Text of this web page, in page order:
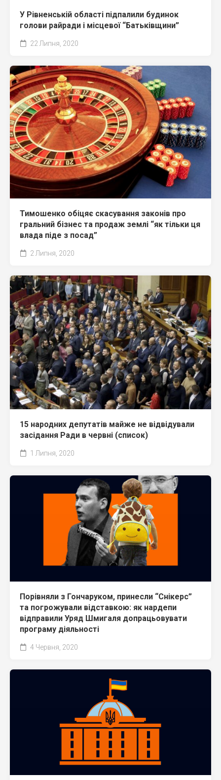
У Рівненській області підпалили будинок
голови райради і місцевої “Батьківщини”
22 Липня, 2020
Тимошенко обіцяє скасування законів про
гральний бізнес та продаж землі “як тільки ця
влада піде з посад”
2 Липня, 2020
15 народних депутатів майже не відвідували
засідання Ради в червні (список)
1 Липня, 2020
Порівняли з Гончаруком, принесли “Снікерс”
та погрожували відставкою: як нардепи
відправили Уряд Шмигаля допрацьовувати
програму діяльності
4 Червня, 2020